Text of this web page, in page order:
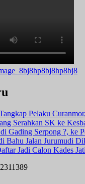
Pelaku
Serahkan SK ke
Gading Serpong ?, ke
Bahu Jalan Jurumudi
Jadi Calon Kades